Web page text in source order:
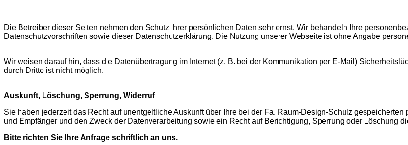
Die Betreiber dieser Seiten nehmen den Schutz Ihrer persönlichen Daten sehr ernst. Wir behandeln Ihre
Datenschutzvorschriften sowie dieser Datenschutzerklärung. Die Nutzung unserer Webseite ist ohne Angabe
Wir weisen darauf hin, dass die Datenübertragung im Internet (z. B. bei der Kommunikation per E-Mail)
durch Dritte ist nicht möglich.
Auskunft, Löschung, Sperrung, Widerruf
Sie haben jederzeit das Recht auf unentgeltliche Auskunft über Ihre bei der Fa. Raum-Design-Schulz
und Empfänger und den Zweck der Datenverarbeitung sowie ein Recht auf Berichtigung, Sperrung oder Löschung
Bitte richten Sie Ihre Anfrage schriftlich an uns.